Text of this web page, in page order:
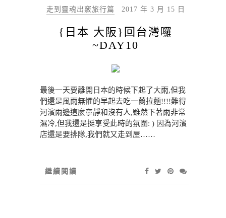
走到靈魂出竅旅行篇 2017 年 3 月 15 日
{日本 大阪}回台灣囉
~DAY10
最後一天要離開日本的時候下起了大雨,但我
們還是風雨無懼的早起去吃一蘭拉麵!!!!難得
河濱兩邊這麼寧靜和沒有人,雖然下著雨非常
濕冷,但我還是挺享受此時的氛圍: ) 因為河濱
店還是要排隊,我們就又走到屋……
繼續閱讀